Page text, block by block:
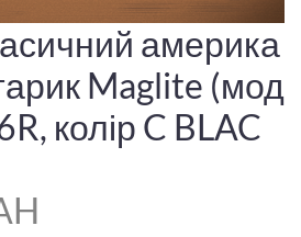
америка
Maglite (мод
колір C BLAC